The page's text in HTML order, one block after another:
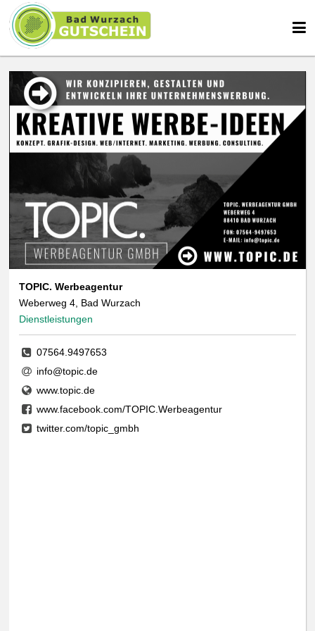
TOPIC. Werbeagentur
Weberweg 4, Bad Wurzach
Dienstleistungen
07564.9497653
info@topic.de
www.topic.de
www.facebook.com/TOPIC.Werbeagentur
twitter.com/topic_gmbh